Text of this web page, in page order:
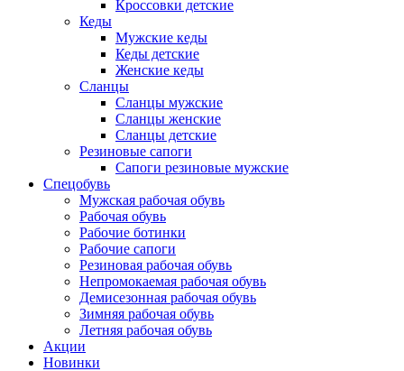
Кроссовки детские
Кеды
Мужские кеды
Кеды детские
Женские кеды
Сланцы
Сланцы мужские
Сланцы женские
Сланцы детские
Резиновые сапоги
Сапоги резиновые мужские
Спецобувь
Мужская рабочая обувь
Рабочая обувь
Рабочие ботинки
Рабочие сапоги
Резиновая рабочая обувь
Непромокаемая рабочая обувь
Демисезонная рабочая обувь
Зимняя рабочая обувь
Летняя рабочая обувь
Акции
Новинки